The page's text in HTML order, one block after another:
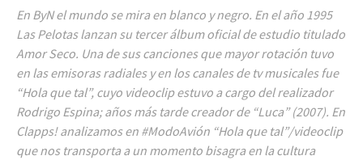
En ByN el mundo se mira en blanco y negro. En el año 1995
Las Pelotas lanzan su tercer álbum oficial de estudio titulado
Amor Seco. Una de sus canciones que mayor rotación tuvo
en las emisoras radiales y en los canales de tv musicales fue
“Hola que tal”, cuyo videoclip estuvo a cargo del realizador
Rodrigo Espina; años más tarde creador de “Luca” (2007). En
Clapps! analizamos en #ModoAvión “Hola que tal”/videoclip
que nos transporta a un momento bisagra en la cultura